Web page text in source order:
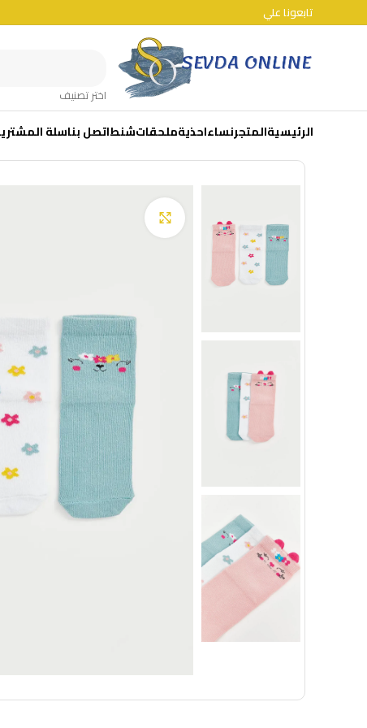
تابعونا علي
اختر تصنيف
الرئيسيةالمتجرنساءاحذيةملحقاتشنطاتصل بناسلة